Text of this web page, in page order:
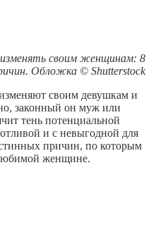
своим женщинам: 8
Обложка © Shutterstock
своим девушкам и
законный он муж или
тень потенциальной
и с невыгодной для
причин, по которым
женщине.